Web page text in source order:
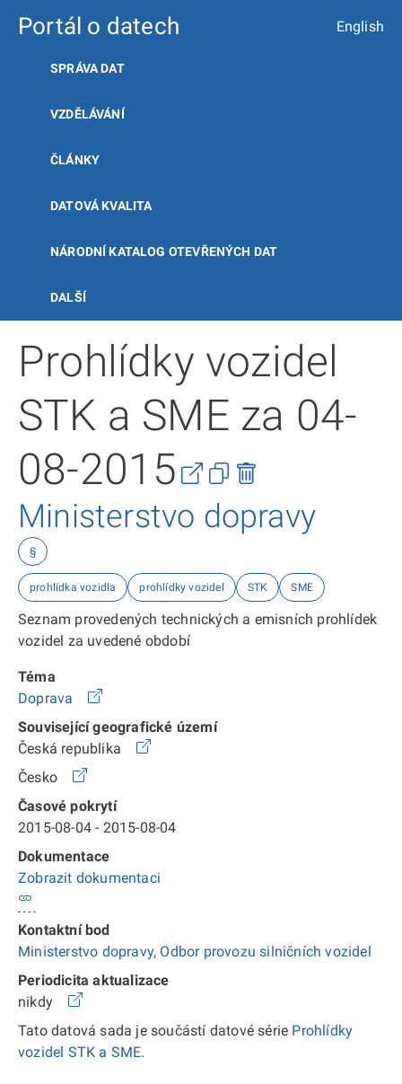
Portál o datech English
SPRÁVA DAT
VZDĚLÁVÁNÍ
ČLÁNKY
DATOVÁ KVALITA
NÁRODNÍ KATALOG OTEVŘENÝCH DAT
DALŠÍ
Prohlídky vozidel
STK a SME za 04-
08-2015
Ministerstvo dopravy
§
prohlídka vozidla prohlídky vozidel STK SME
Seznam provedených technických a emisních prohlídek
vozidel za uvedené období
Téma
Doprava
Související geografické území
Česká republika
Česko
Časové pokrytí
2015-08-04 - 2015-08-04
Dokumentace
Zobrazit dokumentaci
Kontaktní bod
Ministerstvo dopravy, Odbor provozu silničních vozidel
Periodicita aktualizace
nikdy
Tato datová sada je součástí datové série Prohlídky
vozidel STK a SME.